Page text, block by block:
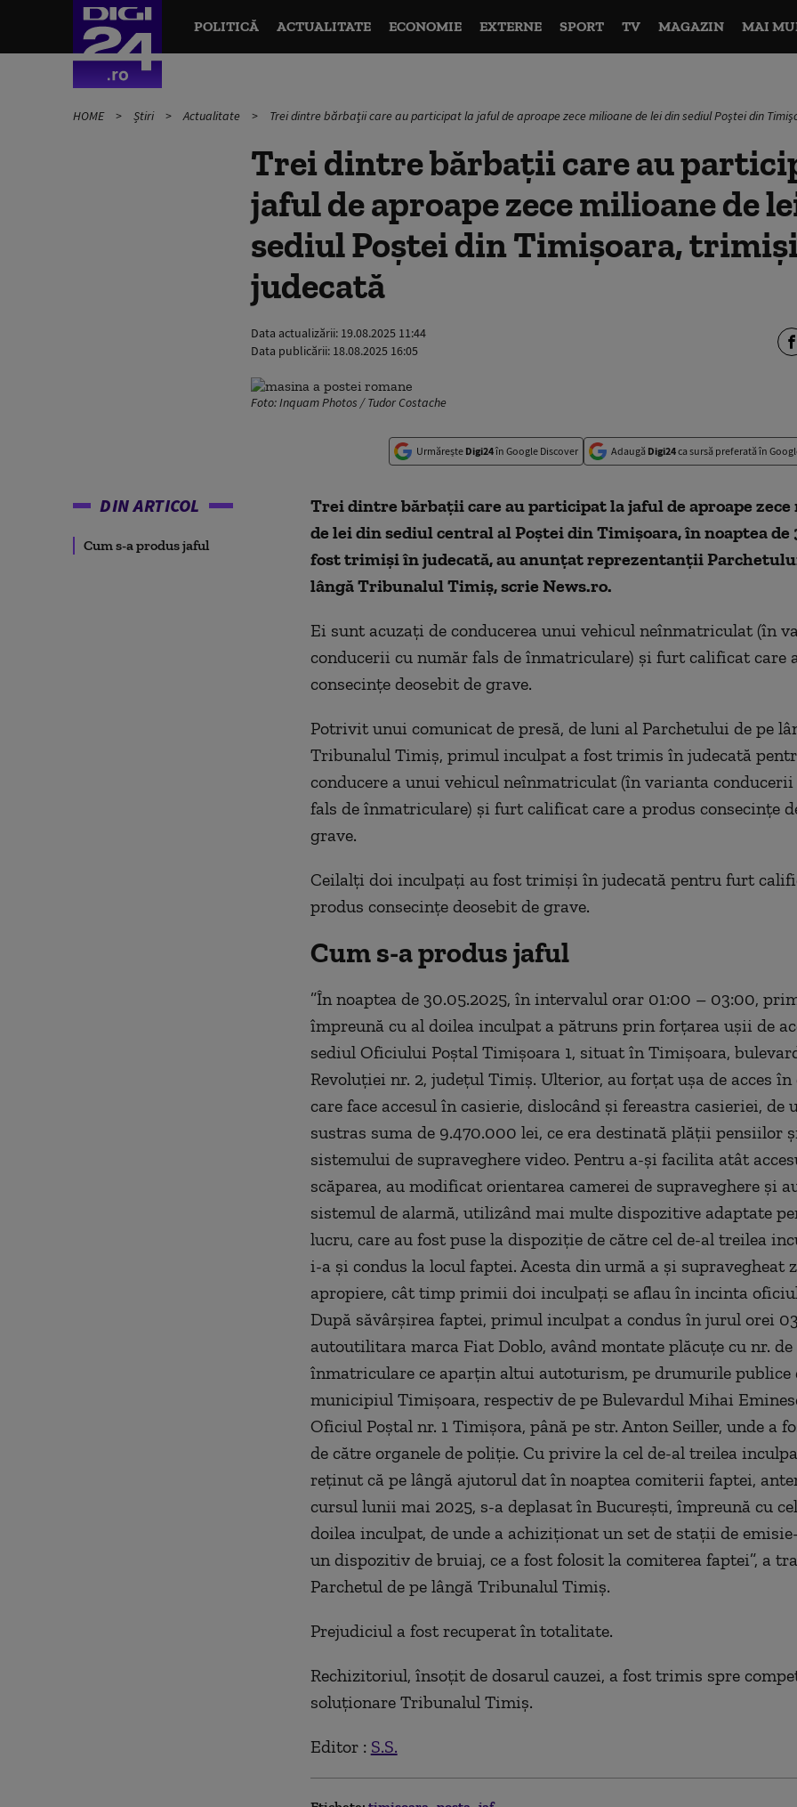
POLITICĂ ACTUALITATE ECONOMIE EXTERNE SPORT TV MAGAZIN MAI
HOME Știri Actualitate Trei dintre bărbaţii care au participat la jaful de aproape zece milioane de lei din sediul Poştei din
Trei dintre bărbaţii care au
jaful de aproape zece milioane de
sediul Poştei din Timişoara,
judecată
Data actualizării: 19.08.2025 11:44
Data publicării: 18.08.2025 16:05
Foto: Inquam Photos / Tudor Costache
Urmărește Digi24în Google Discover Adaugă Digi24ca sursă preferată în
DIN ARTICOL
Cum s-a produs jaful
Trei dintre bărbaţii care au participat la jaful de aproape zece
de lei din sediul central al Poştei din Timişoara, în noaptea de
fost trimişi în judecată, au anunţat reprezentanţii
lângă Tribunalul Timiş, scrie News.ro.
Ei sunt acuzaţi de conducerea unui vehicul neînmatriculat (în
conducerii cu număr fals de înmatriculare) şi furt calificat care
consecinţe deosebit de grave.
Potrivit unui comunicat de presă, de luni al Parchetului de pe
Tribunalul Timiş, primul inculpat a fost trimis în judecată
conducere a unui vehicul neînmatriculat (în varianta
fals de înmatriculare) şi furt calificat care a produs consecinţe
grave.
Ceilalţi doi inculpaţi au fost trimişi în judecată pentru furt
produs consecinţe deosebit de grave.
Cum s-a produs jaful
”În noaptea de 30.05.2025, în intervalul orar 01:00 – 03:00,
împreună cu al doilea inculpat a pătruns prin forţarea uşii de
sediul Oficiului Poştal Timişoara 1, situat în Timişoara,
Revoluţiei nr. 2, judeţul Timiş. Ulterior, au forţat uşa de acces în
care face accesul în casierie, dislocând şi fereastra casieriei, de
sustras suma de 9.470.000 lei, ce era destinată plăţii pensiilor
sistemului de supraveghere video. Pentru a-şi facilita atât
scăparea, au modificat orientarea camerei de supraveghere şi
sistemul de alarmă, utilizând mai multe dispozitive adaptate
lucru, care au fost puse la dispoziţie de către cel de-al treilea
i-a şi condus la locul faptei. Acesta din urmă a şi supravegheat
apropiere, cât timp primii doi inculpaţi se aflau în incinta
După săvârşirea faptei, primul inculpat a condus în jurul orei
autoutilitara marca Fiat Doblo, având montate plăcuţe cu nr. de
înmatriculare ce aparţin altui autoturism, pe drumurile publice
municipiul Timişoara, respectiv de pe Bulevardul Mihai
Oficiul Poştal nr. 1 Timişora, până pe str. Anton Seiller, unde a
de către organele de poliţie. Cu privire la cel de-al treilea
reţinut că pe lângă ajutorul dat în noaptea comiterii faptei,
cursul lunii mai 2025, s-a deplasat în Bucureşti, împreună cu
doilea inculpat, de unde a achiziţionat un set de staţii de
un dispozitiv de bruiaj, ce a fost folosit la comiterea faptei”, a
Parchetul de pe lângă Tribunalul Timiş.
Prejudiciul a fost recuperat în totalitate.
Rechizitoriul, însoţit de dosarul cauzei, a fost trimis spre
soluţionare Tribunalul Timiş.
Editor : S.S.